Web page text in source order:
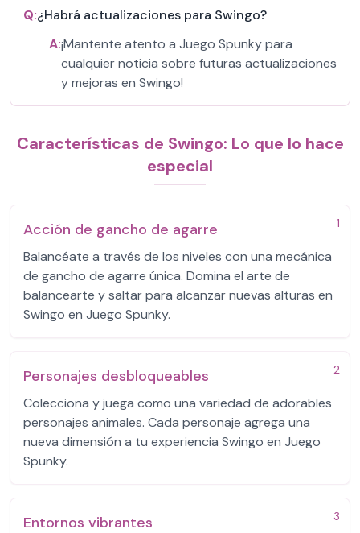
Q:¿Habrá actualizaciones para Swingo?
A:¡Mantente atento a Juego Spunky para
cualquier noticia sobre futuras actualizaciones
y mejoras en Swingo!
Características de Swingo: Lo que lo hace
especial
1
Acción de gancho de agarre
Balancéate a través de los niveles con una mecánica
de gancho de agarre única. Domina el arte de
balancearte y saltar para alcanzar nuevas alturas en
Swingo en Juego Spunky.
2
Personajes desbloqueables
Colecciona y juega como una variedad de adorables
personajes animales. Cada personaje agrega una
nueva dimensión a tu experiencia Swingo en Juego
Spunky.
3
Entornos vibrantes